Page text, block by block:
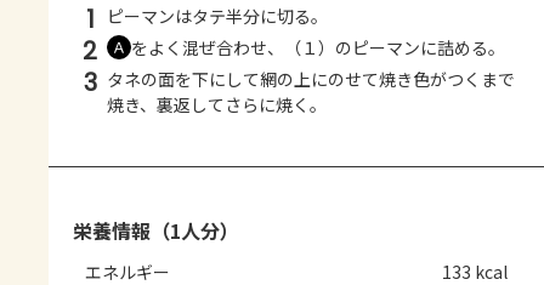
1 ピーマンはタテ半分に切る。
2 Ａ をよく混ぜ合わせ、（１）のピーマンに詰める。
3 タネの面を下にして網の上にのせて焼き色がつくまで
焼き、裏返してさらに焼く。
栄養情報（1人分）
エネルギー 133 kcal